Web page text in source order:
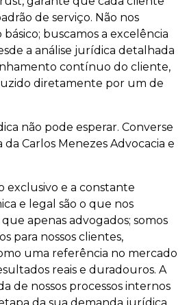
de serviço. Não nos
buscamos a excelência
a análise jurídica detalhada
contínuo do cliente,
diretamente por um de
não pode esperar. Converse
Carlos Menezes Advocacia e
exclusivo e a constante
e legal são o que nos
apenas advogados; somos
para nossos clientes,
uma referência no mercado
reais e duradouros. A
de nossos processos internos